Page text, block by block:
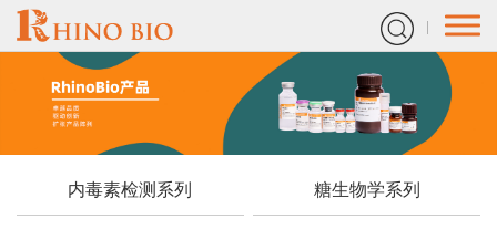
内毒素检测系列 糖生物学系列